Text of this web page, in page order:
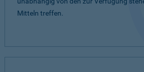
Mitteln treffen.